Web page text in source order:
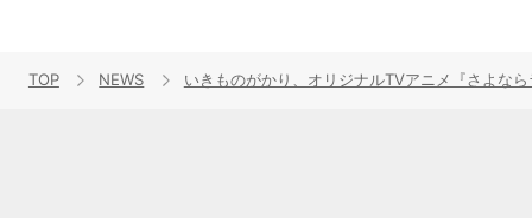
TOP NEWS いきものがかり、オリジナルTVアニメ『さよな